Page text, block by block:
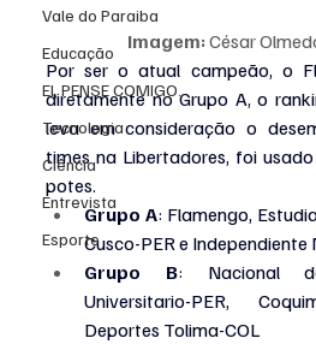
Vale do Paraiba
Educação
EI, PENSE COMIGO.
Tecnologia
Ciência
Entrevista
Esporte
Imagem: César
Por ser o atual campeão, o
diretamente no Grupo A, o
leva em consideração o
times na Libertadores, foi
potes.
Grupo A: Flamengo,
Cusco-PER e Independiente
Grupo B: Nacional de
Universitario-PER,
Deportes Tolima-COL